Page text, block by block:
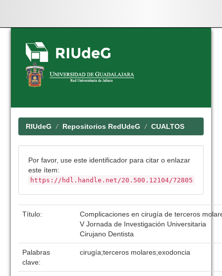
Skip
navigation
RIUdeG Repositorios RedUdeG CUALTOS
Por favor, use este identificador para citar o enlazar
este ítem:
https://hdl.handle.net/20.500.12104/72805
Título:
Complicaciones en cirugía de terceros
V Jornada de Investigación Universitaria
Cirujano Dentista
Palabras
clave:
cirugía;terceros molares;exodoncia